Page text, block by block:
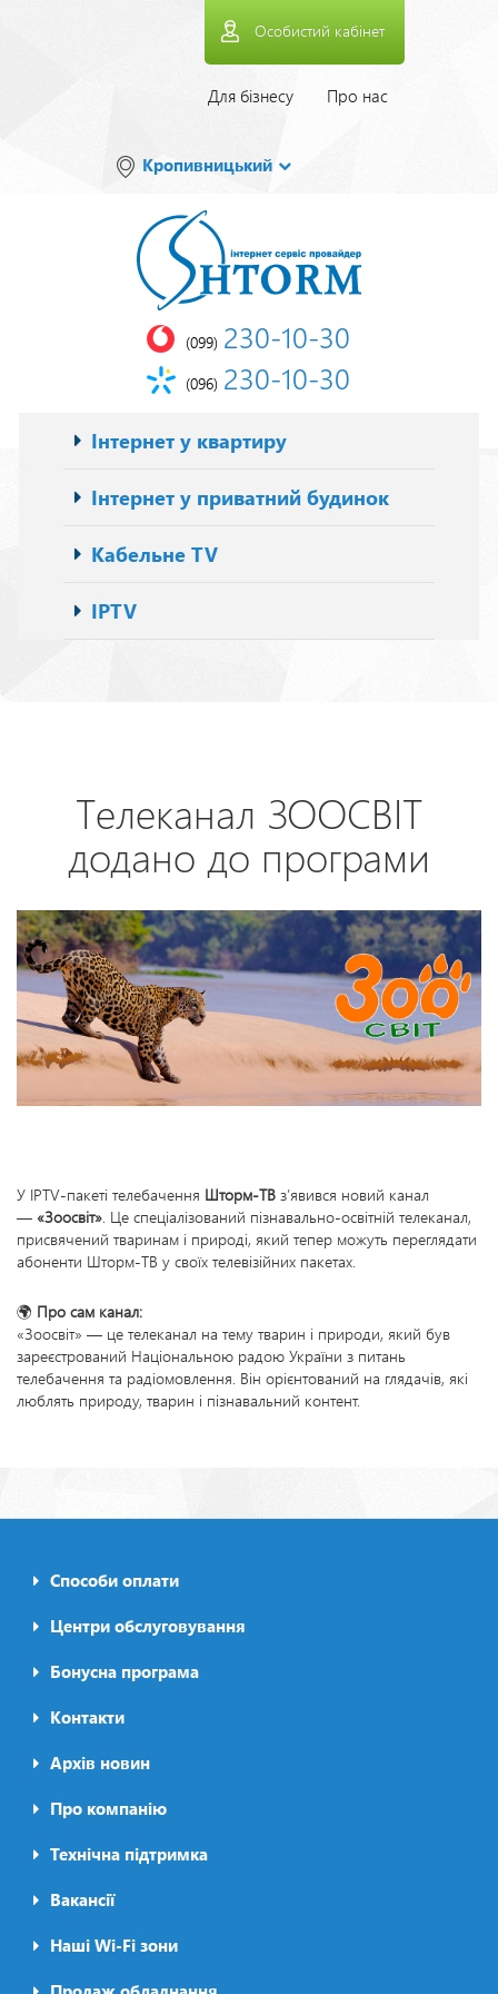
Особистий кабінет
Верхнее
Для бізнесу Про нас
Кропивницький
(099) 230-10-30
(096) 230-10-30
Основна
навіґація
Інтернет у квартиру
Інтернет у приватний будинок
Кабельне TV
IPTV
Телеканал ЗООСВІТ
додано до програми
У IPTV-пакеті телебачення Шторм-ТВ з’явився новий канал
— «Зоосвіт». Це спеціалізований пізнавально-освітній телеканал,
присвячений тваринам і природі, який тепер можуть переглядати
абоненти Шторм-ТВ у своїх телевізійних пакетах.
🌍 Про сам канал:
«Зоосвіт» — це телеканал на тему тварин і природи, який був
зареєстрований Національною радою України з питань
телебачення та радіомовлення. Він орієнтований на глядачів, які
люблять природу, тварин і пізнавальний контент.
Footer0
menu
Способи оплати
Центри обслуговування
Бонусна програма
Контакти
Архів новин
Футер2
Про компанію
Технічна підтримка
Вакансії
Наші Wi-Fi зони